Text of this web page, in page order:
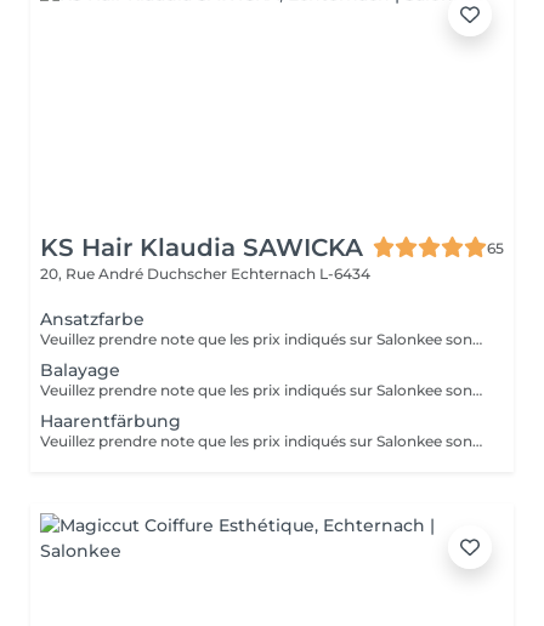
KS Hair Klaudia SAWICKA
65
20, Rue André Duchscher Echternach L-6434
Ansatzfarbe
Veuillez prendre note que les prix indiqués sur Salonkee sont communiqués à titre informatif et s'entendent de base. Ces derniers sont susceptibles de varier selon le diagnostic réalisé à votre arrivée au salon et l'expertise du professionnel à qui vous confiez votre beauté. Dans tous les cas, un devis précis vous sera proposé et toutes réalisations de prestations seront effectuées avec votre accord. Un grand merci d'avance pour votre compréhension. Au plaisir de vous revoir très vite.
Balayage
Veuillez prendre note que les prix indiqués sur Salonkee sont communiqués à titre informatif et s'entendent de base. Ces derniers sont susceptibles de varier selon le diagnostic réalisé à votre arrivée au salon et l'expertise du professionnel à qui vous confiez votre beauté. Dans tous les cas, un devis précis vous sera proposé et toutes réalisations de prestations seront effectuées avec votre accord. Un grand merci d'avance pour votre compréhension. Au plaisir de vous revoir très vite.
Haarentfärbung
Veuillez prendre note que les prix indiqués sur Salonkee sont communiqués à titre informatif et s'entendent de base. Ces derniers sont susceptibles de varier selon le diagnostic réalisé à votre arrivée au salon et l'expertise du professionnel à qui vous confiez votre beauté. Dans tous les cas, un devis précis vous sera proposé et toutes réalisations de prestations seront effectuées avec votre accord. Un grand merci d'avance pour votre compréhension. Au plaisir de vous revoir très vite.